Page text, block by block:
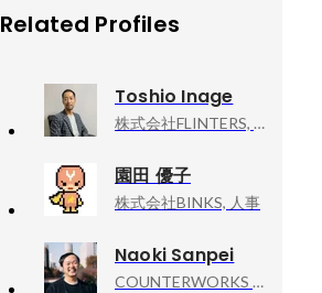
Related Profiles
Toshio Inage
株式会社FLINTERS, 取締役
園田 優子
株式会社BINKS, 人事
Naoki Sanpei
COUNTERWORKS inc, CEO